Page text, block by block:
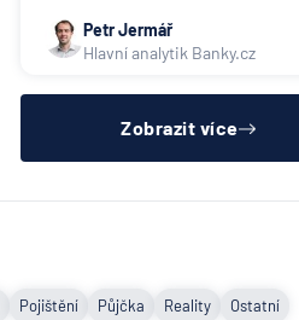
náš srovnávač jistotních účtů.
Banky tuto službu často nabízí
hypotéce a bývá
sladit všec
Petr Jermář
Hlavní analytik Banky.cz
Zobrazit více
Pojištění Půjčka Reality Ostatní